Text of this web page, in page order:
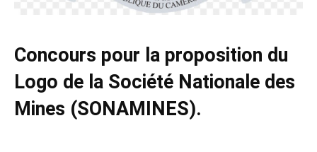
Concours pour la proposition du
Logo de la Société Nationale des
Mines (SONAMINES).